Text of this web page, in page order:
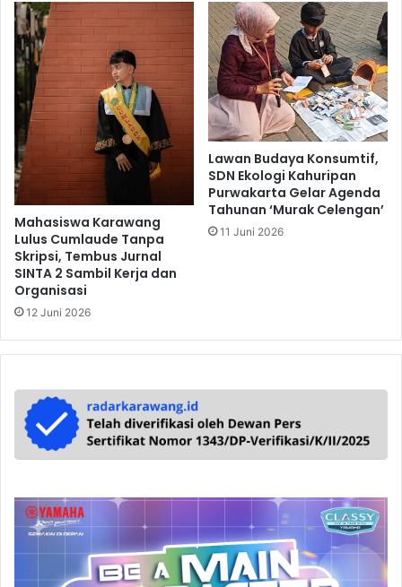
Mahasiswa Karawang
Lulus Cumlaude Tanpa
Skripsi, Tembus Jurnal
SINTA 2 Sambil Kerja dan
Organisasi
12 Juni 2026
Lawan Budaya Konsumtif,
SDN Ekologi Kahuripan
Purwakarta Gelar Agenda
Tahunan ‘Murak Celengan’
11 Juni 2026